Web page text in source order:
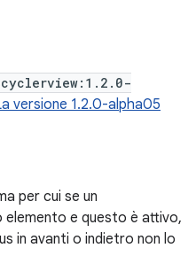
versione 1.2.0-alpha05
per cui se un
elemento e questo è attivo,
in avanti o indietro non lo